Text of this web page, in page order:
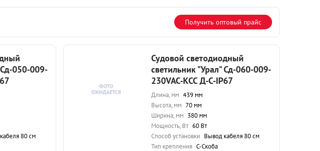
Получить оптовый прайс
050-009-
80 см
Судовой светодиодный
светильник "Урал" Сд-060-009-
230VAC-КСС Д-С-IP67
Длина, мм 439 мм
Высота, мм 70 мм
Ширина, мм 380 мм
Мощность, Вт 60 Вт
Способ установки Вывод кабеля 80 см
Тип крепления С-Скоба